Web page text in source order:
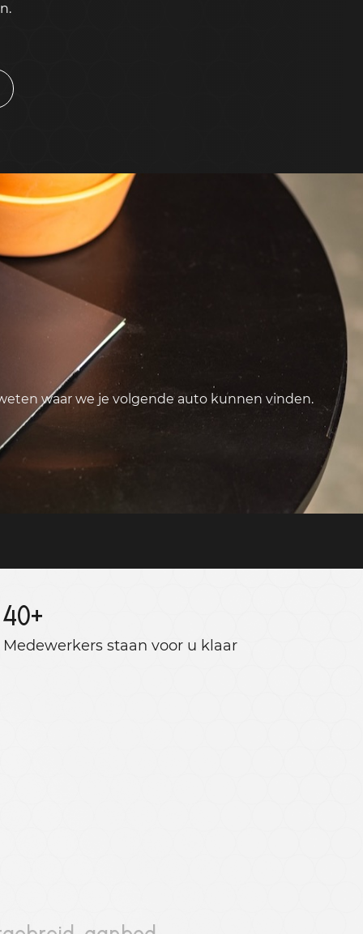
waar we je volgende auto kunnen vinden.
40+
Medewerkers staan ​​voor u klaar